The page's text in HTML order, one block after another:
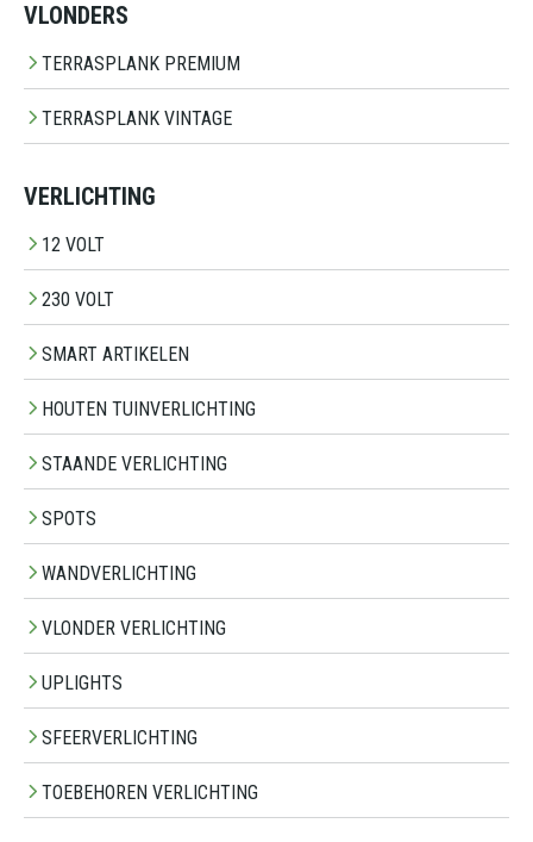
VLONDERS
TERRASPLANK PREMIUM
TERRASPLANK VINTAGE
VERLICHTING
12 VOLT
230 VOLT
SMART ARTIKELEN
HOUTEN TUINVERLICHTING
STAANDE VERLICHTING
SPOTS
WANDVERLICHTING
VLONDER VERLICHTING
UPLIGHTS
SFEERVERLICHTING
TOEBEHOREN VERLICHTING